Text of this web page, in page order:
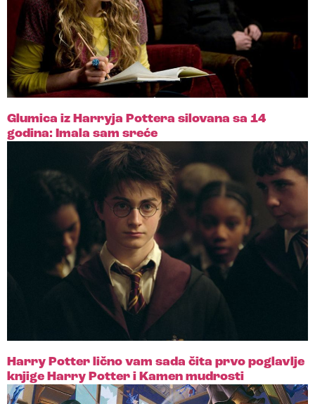
Glumica iz Harryja Pottera silovana sa 14
godina: Imala sam sreće
Harry Potter lično vam sada čita prvo poglavlje
knjige Harry Potter i Kamen mudrosti